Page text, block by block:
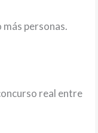
personas.
real entre